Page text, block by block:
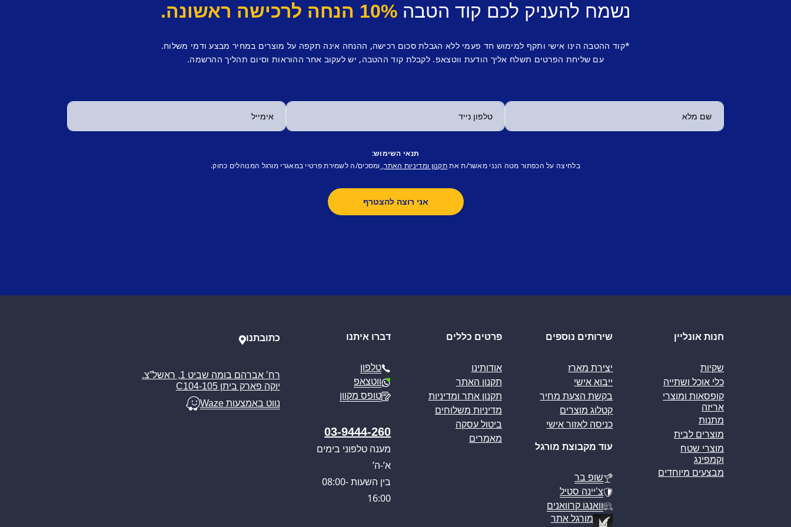
נשמח להעניק לכם קוד הטבה 10% הנחה לרכישה ראשונה.
*קוד ההטבה הינו אישי ותקף למימוש חד פעמי ללא הגבלת סכום רכישה, ההנחה אינה תקפה על מוצרים במחיר מבצע ודמי משלוח.
עם שליחת הפרטים תשלח אליך הודעת ווטצאפ. לקבלת קוד ההטבה, יש לעקוב אחר ההוראות וסיום תהליך ההרשמה.
תנאי השימוש:
בלחיצה על הכפתור מטה הנני מאשר/ת את תקנון ומדיניות האתר, ומסכים/ה לשמירת פרטיי במאגרי מורגל המנוהלים כחוק.
חנות אונליין
שקיות
כלי אוכל ושתייה
קופסאות ומוצרי
אריזה
מתנות
מוצרים לבית
מוצרי שטח
וקמפינג
מבצעים מיוחדים
שירותים נוספים
יצירת מארז
ייבוא אישי
בקשת הצעת מחיר
קטלוג מוצרים
כניסה לאזור אישי
עוד מקבוצת מורגל
שופ בר
צ’יינה סטיל
וואנגו קרוואנים
מורגל אתר
פרטים כללים
אודותינו
תקנון האתר
תקנון אתר ומדיניות
מדיניות משלוחים
ביטול עסקה
מאמרים
דברו איתנו
טלפון
ווטצאפ
טופס מקוון
03-9444-260
מענה טלפוני בימים
א’-ה’
בין השעות 08:00-
16:00
כתובתנו
רח’ אברהם בומה שביט 1, ראשל”צ.
יוקה פארק ביתן C104-105
נווט באמצעות Waze